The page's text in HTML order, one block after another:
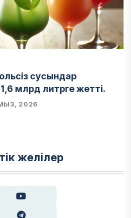
сусындар
1,6 млрд литрге жетті.
2026
желілер